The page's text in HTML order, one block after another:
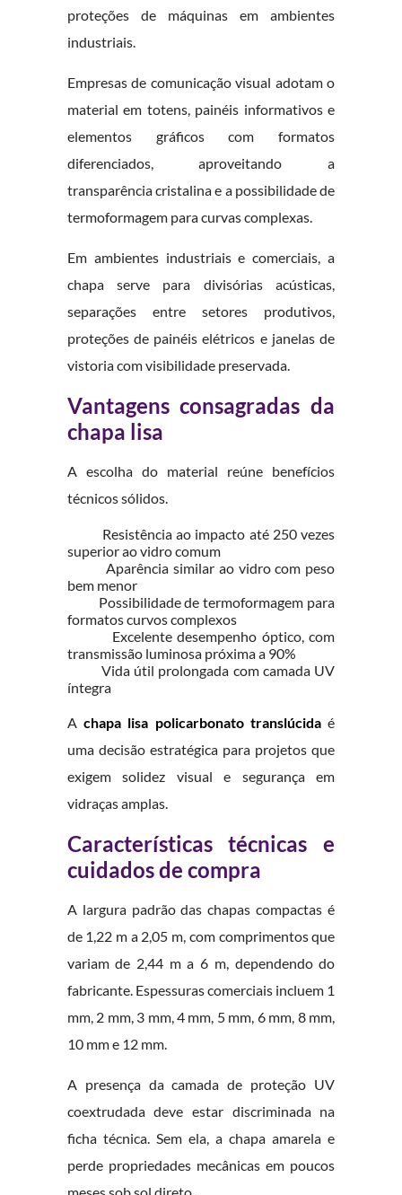
proteções de máquinas em ambientes
industriais.
Empresas de comunicação visual adotam o
material em totens, painéis informativos e
elementos gráficos com formatos
diferenciados, aproveitando a
transparência cristalina e a possibilidade de
termoformagem para curvas complexas.
Em ambientes industriais e comerciais, a
chapa serve para divisórias acústicas,
separações entre setores produtivos,
proteções de painéis elétricos e janelas de
vistoria com visibilidade preservada.
Vantagens consagradas da
chapa lisa
A escolha do material reúne benefícios
técnicos sólidos.
Resistência ao impacto até 250 vezes
superior ao vidro comum
Aparência similar ao vidro com peso
bem menor
Possibilidade de termoformagem para
formatos curvos complexos
Excelente desempenho óptico, com
transmissão luminosa próxima a 90%
Vida útil prolongada com camada UV
íntegra
Achapa lisa policarbonato translúcidaé
uma decisão estratégica para projetos que
exigem solidez visual e segurança em
vidraças amplas.
Características técnicas e
cuidados de compra
A largura padrão das chapas compactas é
de 1,22 m a 2,05 m, com comprimentos que
variam de 2,44 m a 6 m, dependendo do
fabricante. Espessuras comerciais incluem 1
mm, 2 mm, 3 mm, 4 mm, 5 mm, 6 mm, 8 mm,
10 mm e 12 mm.
A presença da camada de proteção UV
coextrudada deve estar discriminada na
ficha técnica. Sem ela, a chapa amarela e
perde propriedades mecânicas em poucos